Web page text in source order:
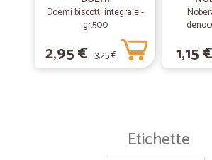
Doemi biscotti integrale -
gr.500
2,95 € 3,25 € 1,15 €
Etichette